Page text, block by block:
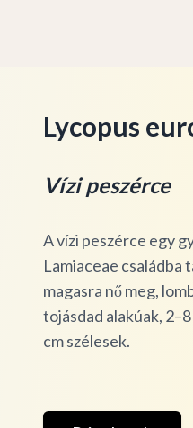
Lycopus
Vízi peszérce
A vízi peszérce egy
Lamiaceae családba
magasra nő meg,
tojásdad alakúak,
cm szélesek.